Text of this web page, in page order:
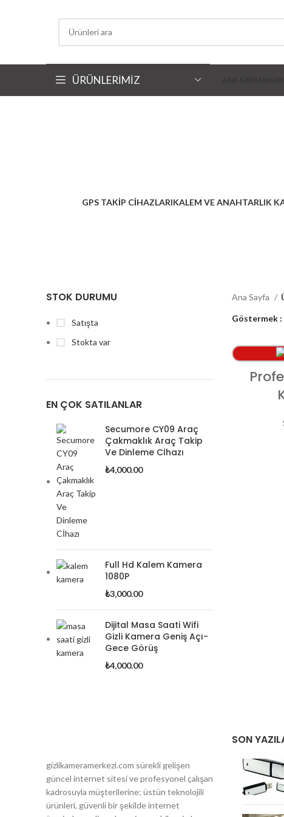
ÜRÜNLERİMİZ
GPS TAKIP CIHAZLARIKALEM VE ANAHTARLIK
STOK DURUMU
Satışta
Stokta var
EN ÇOK SATILANLAR
Secumore CY09 Araç
Çakmaklık Araç Takip
Ve Dinleme Cİhazı
₺4,000.00
Full Hd Kalem Kamera
1080P
₺3,000.00
Dijital Masa Saati Wifi
Gizli Kamera Geniş Açı-
Gece Görüş
₺4,000.00
Ana Sayfa
Göstermek
gizlikameramerkezi.com sürekli gelişen
güncel internet sitesi ve profesyonel çalışan
kadrosuyla müşterilerine; üstün teknolojili
ürünleri, güvenli bir şekilde internet
SON